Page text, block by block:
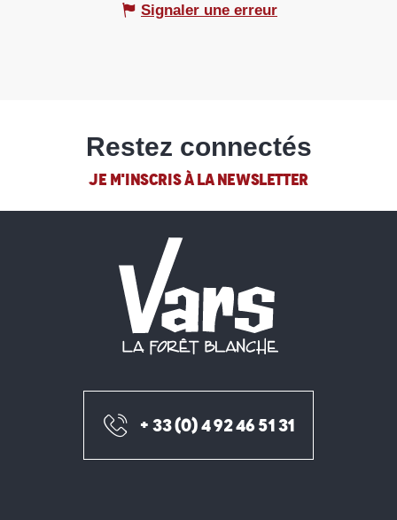
Signaler une erreur
Restez connectés
JE M'INSCRIS À LA NEWSLETTER
+ 33 (0) 4 92 46 51 31